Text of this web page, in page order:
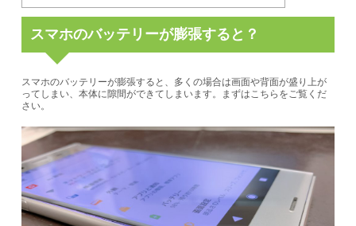
スマホのバッテリーが膨張すると？
スマホのバッテリーが膨張すると、多くの場合は画面や背面が盛り上が
ってしまい、本体に隙間ができてしまいます。まずはこちらをご覧くだ
さい。